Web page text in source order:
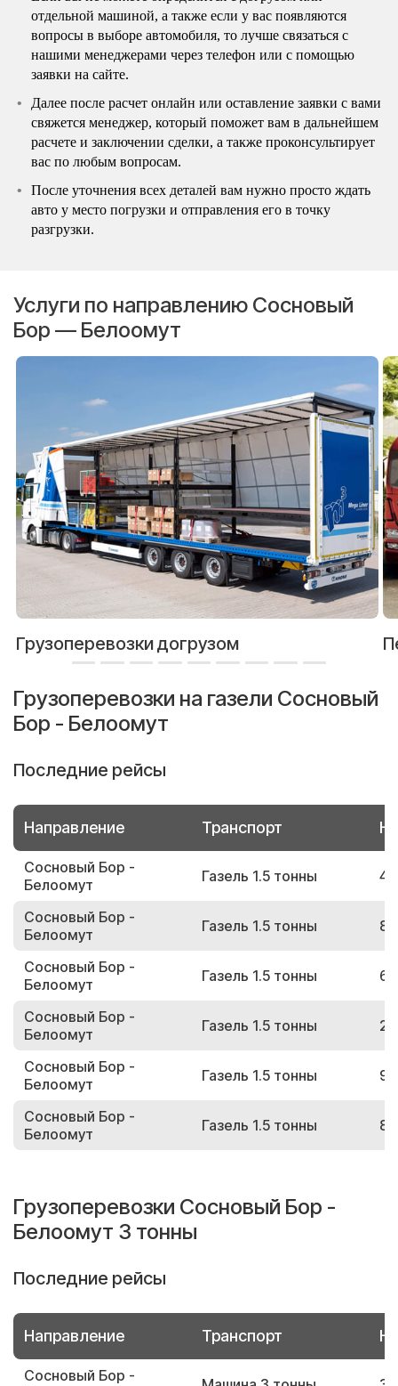
отдельной машиной, а также если у вас появляются
вопросы в выборе автомобиля, то лучше связаться с
нашими менеджерами через телефон или с помощью
заявки на сайте.
Далее после расчет онлайн или оставление заявки с вами
свяжется менеджер, который поможет вам в дальнейшем
расчете и заключении сделки, а также проконсультирует
вас по любым вопросам.
После уточнения всех деталей вам нужно просто ждать
авто у место погрузки и отправления его в точку
разгрузки.
Услуги по направлению Сосновый
Бор — Белоомут
Грузоперевозки догрузом
Грузоперевозки на газели Сосновый
Бор - Белоомут
Последние рейсы
Направление Транспорт
Сосновый Бор -
Белоомут
Газель 1.5 тонны
Сосновый Бор -
Белоомут
Газель 1.5 тонны
Сосновый Бор -
Белоомут
Газель 1.5 тонны
Сосновый Бор -
Белоомут
Газель 1.5 тонны
Сосновый Бор -
Белоомут
Газель 1.5 тонны
Сосновый Бор -
Белоомут
Газель 1.5 тонны
Грузоперевозки Сосновый Бор -
Белоомут 3 тонны
Последние рейсы
Направление Транспорт
Сосновый Бор -